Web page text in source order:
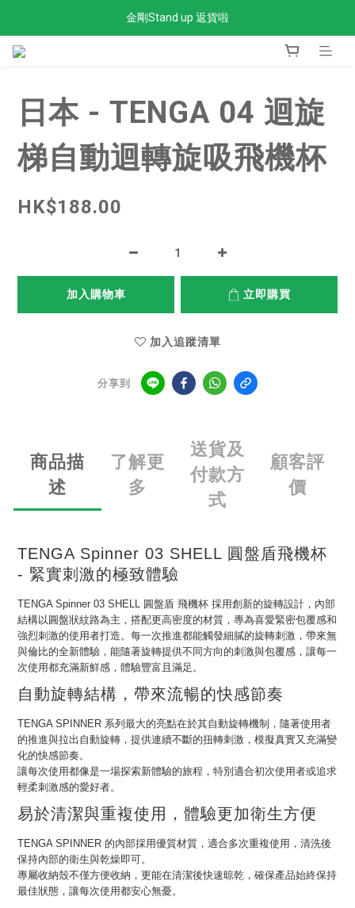
全單滿$300免運費
金剛Stand up 返貨啦
日本 - TENGA 04 迴旋
梯自動迴轉旋吸飛機杯
HK$188.00
加入購物車 立即購買
加入追蹤清單
分享到
商品描
述
了解更
多
送貨及
付款方
式
顧客評
價
TENGA Spinner 03 SHELL 圓盤盾飛機杯
- 緊實刺激的極致體驗
TENGA Spinner 03 SHELL 圓盤盾 飛機杯 採用創新的旋轉設計，內部
結構以圓盤狀紋路為主，搭配更高密度的材質，專為喜愛緊密包覆感和
強烈刺激的使用者打造。每一次推進都能觸發細膩的旋轉刺激，帶來無
與倫比的全新體驗，能隨著旋轉提供不同方向的刺激與包覆感，讓每一
次使用都充滿新鮮感，體驗豐富且滿足。
自動旋轉結構，帶來流暢的快感節奏
TENGA SPINNER 系列最大的亮點在於其自動旋轉機制，隨著使用者
的推進與拉出自動旋轉，提供連續不斷的扭轉刺激，模擬真實又充滿變
化的快感節奏。
讓每次使用都像是一場探索新體驗的旅程，特別適合初次使用者或追求
輕柔刺激感的愛好者。
易於清潔與重複使用，體驗更加衛生方便
TENGA SPINNER 的內部採用優質材質，適合多次重複使用，清洗後
保持內部的衛生與乾燥即可。
專屬收納殼不僅方便收納，更能在清潔後快速晾乾，確保產品始終保持
最佳狀態，讓每次使用都安心無憂。